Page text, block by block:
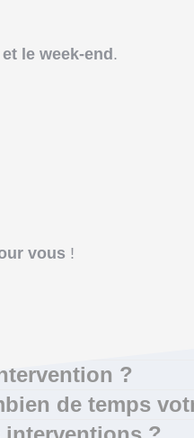
le week-end .
vous !
?
de temps